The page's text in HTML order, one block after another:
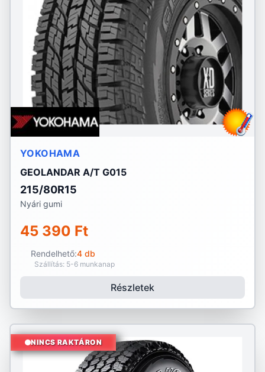
YOKOHAMA
GEOLANDAR A/T G015
215/80R15
Nyári gumi
45 390 Ft
Rendelhető:4 db
Szállítás: 5-6 munkanap
Részletek
NINCS RAKTÁRON